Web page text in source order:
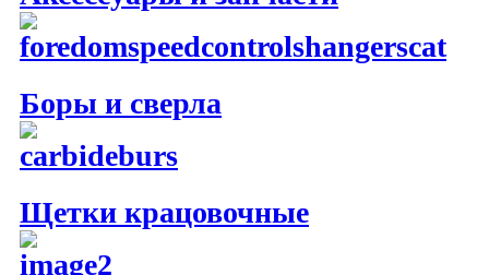
Боры и сверла
Щетки крацовочные